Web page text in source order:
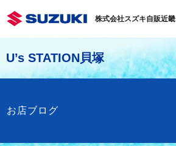
株式会社スズキ自販近畿
U’s STATION貝塚
お店ブログ